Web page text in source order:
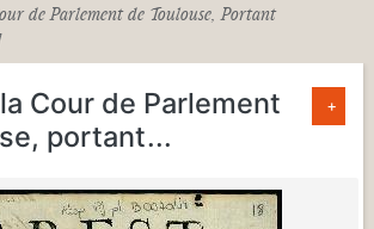
de Parlement de Toulouse, Portant
Cour de Parlement
portant...
+